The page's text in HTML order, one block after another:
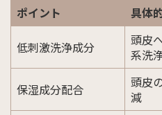
ポイント 具体
低刺激洗浄成分
頭皮
系洗
保湿成分配合
頭皮
減